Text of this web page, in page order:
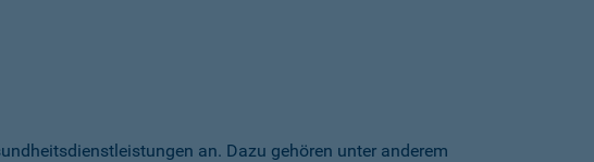
an. Dazu gehören unter anderem